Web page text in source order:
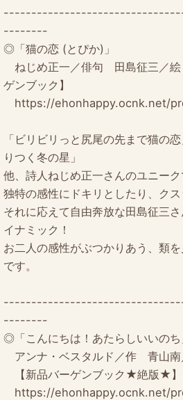
--------
◎「猫の恋 (とぴか)」
ねじめ正一／俳句 田島征三／
ゲンブック】
https://ehonhappy.ocnk.net/
「ビリビリっと尻尾の先まで猫の
りつく冬の星」
他、詩人ねじめ正一さんのユニーク
独特の感性にドキリとしたり、クス
それに応えて自由奔放な田島征三
イナミック！
お二人の感性がぶつかりあう、類
です。
--------
◎「こんにちは！あたらしいいのち
アンナ・ベスタルド／作 青山
【新品バーゲンブック★絶版★】
https://ehonhappy.ocnk.net/